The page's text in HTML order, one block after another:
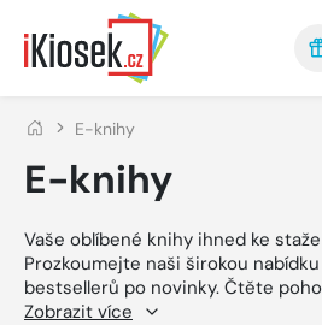
Přejít na hlavní obsah
E-knihy
E-knihy
Vaše oblíbené knihy ihned ke
Prozkoumejte naši širokou
bestsellerů po novinky. Čtěte
Zobrazit více